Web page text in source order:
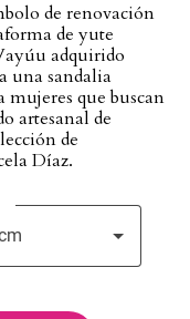
de renovación
de yute
adquirido
una sandalia
mujeres que buscan
artesanal de
de
Díaz.